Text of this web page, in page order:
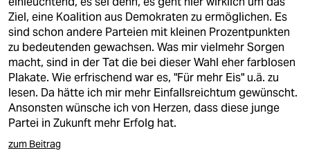
Ziel, eine Koalition aus Demokraten zu ermöglichen. Es
sind schon andere Parteien mit kleinen Prozentpunkten
zu bedeutenden gewachsen. Was mir vielmehr Sorgen
macht, sind in der Tat die bei dieser Wahl eher farblosen
Plakate. Wie erfrischend war es, "Für mehr Eis" u.ä. zu
lesen. Da hätte ich mir mehr Einfallsreichtum gewünscht.
Ansonsten wünsche ich von Herzen, dass diese junge
Partei in Zukunft mehr Erfolg hat.
zum Beitrag